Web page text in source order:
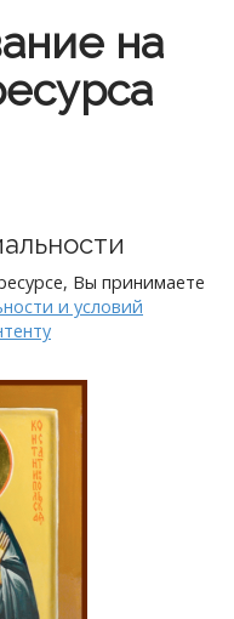
на
Вы принимаете
и условий